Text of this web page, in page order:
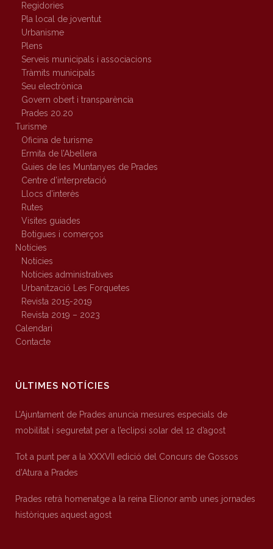
Regidories
Pla local de joventut
Urbanisme
Plens
Serveis municipals i associacions
Tràmits municipals
Seu electrònica
Govern obert i transparència
Prades 20.20
Turisme
Oficina de turisme
Ermita de l’Abellera
Guies de les Muntanyes de Prades
Centre d’interpretació
Llocs d’interès
Rutes
Visites guiades
Botigues i comerços
Notícies
Notícies
Notícies administratives
Urbanització Les Forquetes
Revista 2015-2019
Revista 2019 – 2023
Calendari
Contacte
ÚLTIMES NOTÍCIES
L’Ajuntament de Prades anuncia mesures especials de
mobilitat i seguretat per a l’eclipsi solar del 12 d’agost
Tot a punt per a la XXXVII edició del Concurs de Gossos
d’Atura a Prades
Prades retrà homenatge a la reina Elionor amb unes jornades
històriques aquest agost